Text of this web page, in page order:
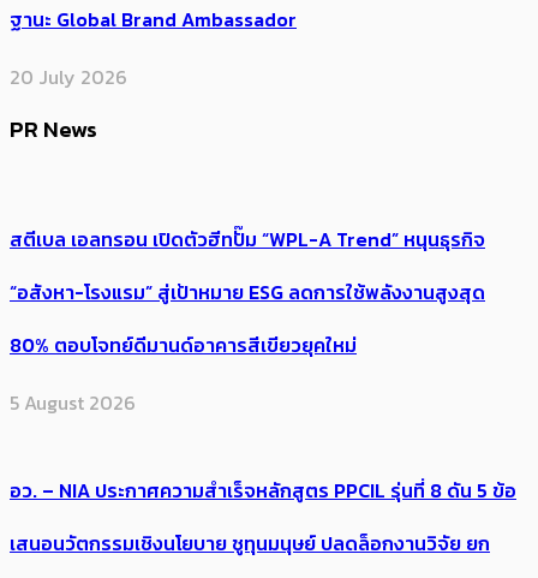
ฐานะ Global Brand Ambassador
20 July 2026
PR News
สตีเบล เอลทรอน เปิดตัวฮีทปั๊ม “WPL-A Trend” หนุนธุรกิจ
“อสังหา-โรงแรม” สู่เป้าหมาย ESG ลดการใช้พลังงานสูงสุด
80% ตอบโจทย์ดีมานด์อาคารสีเขียวยุคใหม่
5 August 2026
อว. – NIA ประกาศความสำเร็จหลักสูตร PPCIL รุ่นที่ 8 ดัน 5 ข้อ
เสนอนวัตกรรมเชิงนโยบาย ชูทุนมนุษย์ ปลดล็อกงานวิจัย ยก